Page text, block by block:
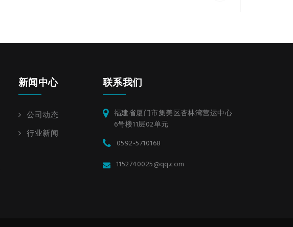
新闻中心
公司动态
行业新闻
联系我们
福建省厦门市集美区杏林湾营运中心
6号楼11层02单元
0592-5710168
1152740025@qq.com